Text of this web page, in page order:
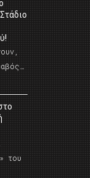
του